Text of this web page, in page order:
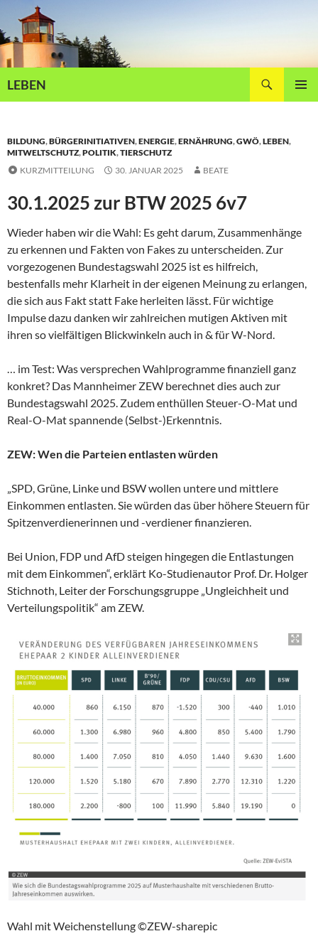
Inhalt
springen
LEBEN
BILDUNG,BÜRGERINITIATIVEN,ENERGIE,ERNÄHRUNG,GWÖ,LEBEN,
MITWELTSCHUTZ,POLITIK,TIERSCHUTZ
KURZMITTEILUNG
30. JANUAR 2025 BEATE
30.1.2025 zur BTW 2025 6v7
Wieder haben wir die Wahl: Es geht darum, Zusammenhänge
zu erkennen und Fakten von Fakes zu unterscheiden. Zur
vorgezogenen Bundestagswahl 2025 ist es hilfreich,
bestenfalls mehr Klarheit in der eigenen Meinung zu erlangen,
die sich aus Fakt statt Fake herleiten lässt. Für wichtige
Impulse dazu danken wir zahlreichen mutigen Aktiven mit
ihren so vielfältigen Blickwinkeln auch in & für W-Nord.
… im Test: Was versprechen Wahlprogramme finanziell ganz
konkret? Das Mannheimer ZEW berechnet dies auch zur
Bundestagswahl 2025. Zudem enthüllen Steuer-O-Mat und
Real-O-Mat spannende (Selbst-)Erkenntnis.
ZEW: Wen die Parteien entlasten würden
„SPD, Grüne, Linke und BSW wollen untere und mittlere
Einkommen entlasten. Sie würden das über höhere Steuern für
Spitzenverdienerinnen und -verdiener finanzieren.
Bei Union, FDP und AfD steigen hingegen die Entlastungen
mit dem Einkommen“, erklärt Ko-Studienautor Prof. Dr. Holger
Stichnoth, Leiter der Forschungsgruppe „Ungleichheit und
Verteilungspolitik“ am ZEW.
Wahl mit Weichenstellung ©ZEW-sharepic